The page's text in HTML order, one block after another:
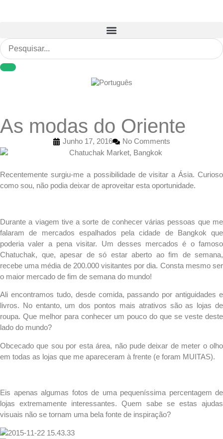
As modas do Oriente
Junho 17, 2016 No Comments
Recentemente surgiu-me a possibilidade de visitar a Ásia. Curioso
como sou, não podia deixar de aproveitar esta oportunidade.
Durante a viagem tive a sorte de conhecer várias pessoas que me
falaram de mercados espalhados pela cidade de Bangkok que
poderia valer a pena visitar. Um desses mercados é o famoso
Chatuchak, que, apesar de só estar aberto ao fim de semana,
recebe uma média de 200.000 visitantes por dia. Consta mesmo ser
o maior mercado de fim de semana do mundo!
Ali encontramos tudo, desde comida, passando por antiguidades e
livros. No entanto, um dos pontos mais atrativos são as lojas de
roupa. Que melhor para conhecer um pouco do que se veste deste
lado do mundo?
Obcecado que sou por esta área, não pude deixar de meter o olho
em todas as lojas que me apareceram à frente (e foram MUITAS).
Eis apenas algumas fotos de uma pequeníssima percentagem de
lojas extremamente interessantes. Quem sabe se estas ajudas
visuais não se tornam uma bela fonte de inspiração?